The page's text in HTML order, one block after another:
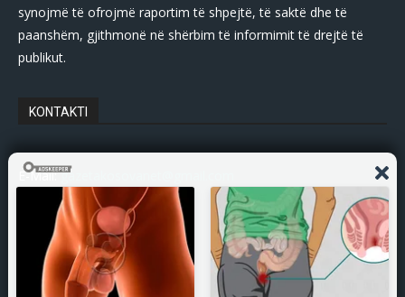
synojmë të ofrojmë raportim të shpejtë, të saktë dhe të
paanshëm, gjithmonë në shërbim të informimit të drejtë të
publikut.
KONTAKTI
E-Mail:gazetakosovanet@gmail.com
Tel: +383 45 339 807